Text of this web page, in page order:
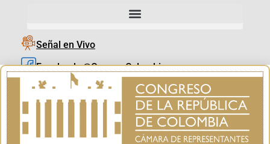
Señal en Vivo
Facebook_@CamaraColombia
Instagram_@CamaraColombia
X_@CamaraColombia
Youtube_@CamaraColombia